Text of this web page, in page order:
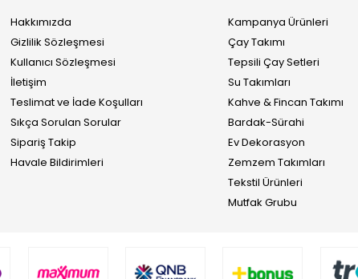
Hakkımızda
Gizlilik Sözleşmesi
Kullanıcı Sözleşmesi
İletişim
Teslimat ve İade Koşulları
Sıkça Sorulan Sorular
Sipariş Takip
Havale Bildirimleri
Kampanya Ürünleri
Çay Takımı
Tepsili Çay Setleri
Su Takımları
Kahve & Fincan Takımı
Bardak-Sürahi
Ev Dekorasyon
Zemzem Takımları
Tekstil Ürünleri
Mutfak Grubu